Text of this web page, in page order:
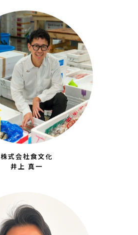
株式会社食文化
井上 真一